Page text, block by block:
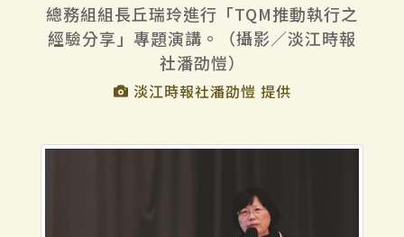
總務組組長丘瑞玲進行「TQM推動執行之
經驗分享」專題演講。（攝影／淡江時報
社潘劭愷）
淡江時報社潘劭愷 提供